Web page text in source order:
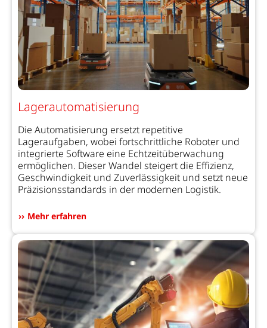
Lagerautomatisierung
Die Automatisierung ersetzt repetitive
Lageraufgaben, wobei fortschrittliche Roboter und
integrierte Software eine Echtzeitüberwachung
ermöglichen. Dieser Wandel steigert die Effizienz,
Geschwindigkeit und Zuverlässigkeit und setzt neue
Präzisionsstandards in der modernen Logistik.
Mehr erfahren